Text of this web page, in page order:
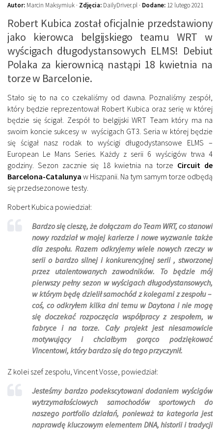
Autor: Marcin Maksymiuk · Zdjęcia: DailyDriver.pl · Dodane: 12 lutego 2021
Robert Kubica został oficjalnie przedstawiony
jako kierowca belgijskiego teamu WRT w
wyścigach długodystansowych ELMS! Debiut
Polaka za kierownicą nastąpi 18 kwietnia na
torze w Barcelonie.
Stało się to na co czekaliśmy od dawna. Poznaliśmy zespół,
który będzie reprezentował Robert Kubica oraz serię w której
będzie się ścigał. Zespół to belgijski WRT Team który ma na
swoim koncie sukcesy w wyścigach GT3. Seria w której będzie
się ścigał nasz rodak to wyścigi długodystansowe ELMS –
European Le Mans Series. Każdy z serii 6 wyścigów trwa 4
godziny. Sezon zacznie się 18 kwietnia na torze Circuit de
Barcelona-Catalunya w Hiszpanii. Na tym samym torze odbędą
się przedsezonowe testy.
Robert Kubica powiedział:
Bardzo się cieszę, że dołączam do Team WRT, co stanowi
nowy rozdział w mojej karierze i nowe wyzwanie także
dla zespołu. Razem odkryjemy wiele nowych rzeczy w
serii o bardzo silnej i konkurencyjnej serii , stworzonej
przez utalentowanych zawodników. To będzie mój
pierwszy pełny sezon w wyścigach długodystansowych,
w którym będę dzielił samochód z kolegami z zespołu –
coś, co odkryłem kilka dni temu w Daytona i nie mogę
się doczekać rozpoczęcia współpracy z zespołem, w
fabryce i na torze. Cały projekt jest niesamowicie
motywujący i chciałbym gorąco podziękować
Vincentowi, który bardzo się do tego przyczynił.
Z kolei szef zespołu, Vincent Vosse, powiedział:
Jesteśmy bardzo podekscytowani dodaniem wyścigów
wytrzymałościowych samochodów sportowych do
naszego portfolio działań, ponieważ ta kategoria jest
naprawdę kluczowym elementem DNA, historii i tradycji